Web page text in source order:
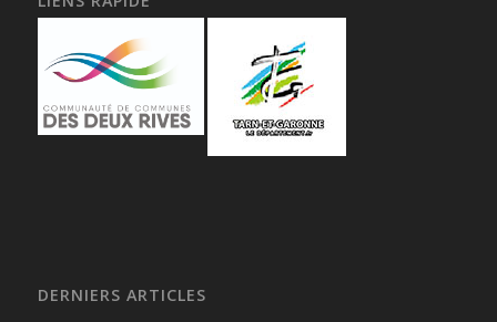
DERNIERS ARTICLES